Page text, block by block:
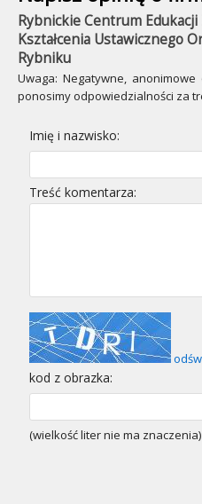
Rybnickie Centrum
Kształcenia Ustawicznego
Rybniku
Uwaga: Negatywne,
ponosimy odpowiedzialności za
Imię i nazwisko:
Treść komentarza:
kod z obrazka:
(wielkość liter nie ma znaczenia)